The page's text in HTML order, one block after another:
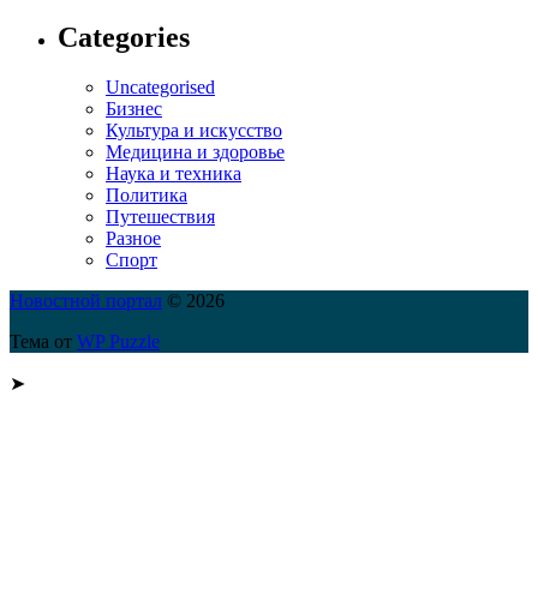
Categories
Uncategorised
Бизнес
Культура и искусство
Медицина и здоровье
Наука и техника
Политика
Путешествия
Разное
Спорт
Новостной портал © 2026
Тема от WP Puzzle
➤